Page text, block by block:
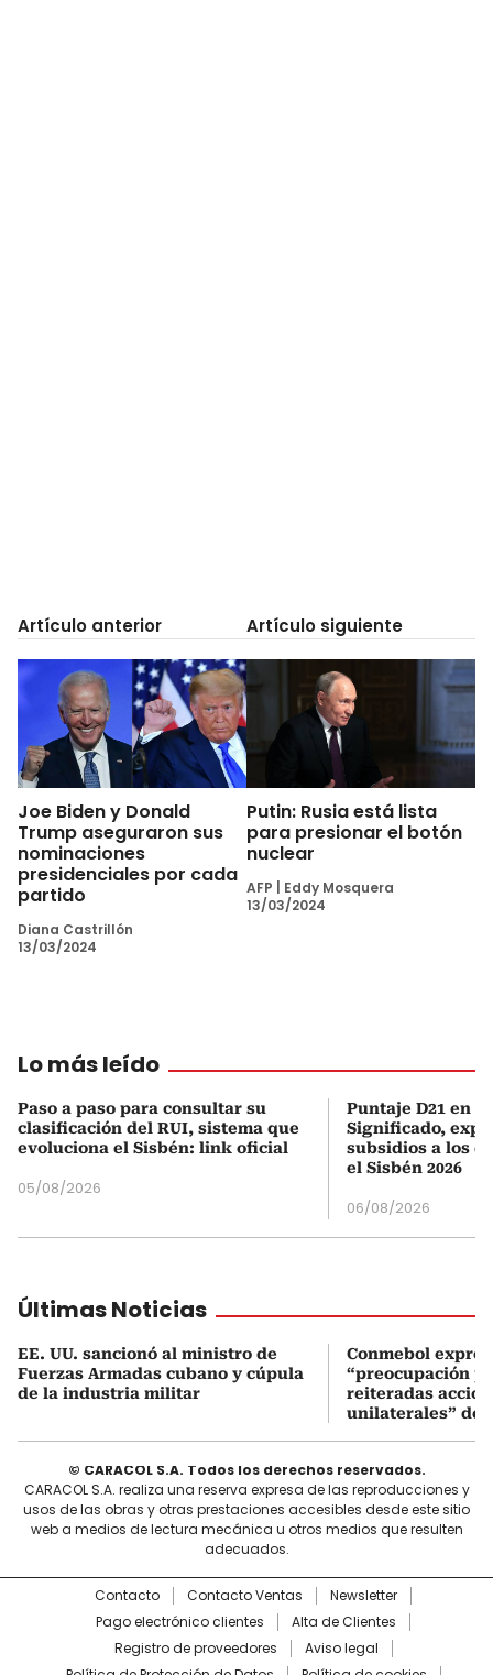
Artículo anterior
Joe Biden y Donald
Trump aseguraron sus
nominaciones
presidenciales por cada
partido
Diana Castrillón
13/03/2024
Artículo siguiente
Putin: Rusia está lista
para presionar el botón
nuclear
AFP
Eddy Mosquera
13/03/2024
Lo más leído
Paso a paso para consultar su
clasificación del RUI, sistema que
evoluciona el Sisbén: link oficial
05/08/2026
Puntaje D21 en
Significado,
subsidios a los
el Sisbén 2026
06/08/2026
Últimas Noticias
EE. UU. sancionó al ministro de
Fuerzas Armadas cubano y cúpula
de la industria militar
Conmebol
“preocupación
reiteradas
unilaterales” de
© CARACOL S.A. Todos los derechos reservados.
CARACOL S.A. realiza una reserva expresa de las reproducciones y
usos de las obras y otras prestaciones accesibles desde este sitio
web a medios de lectura mecánica u otros medios que resulten
adecuados.
Contacto Contacto Ventas
Newsletter
Pago electrónico clientes
Alta de Clientes
Registro de proveedores
Aviso legal